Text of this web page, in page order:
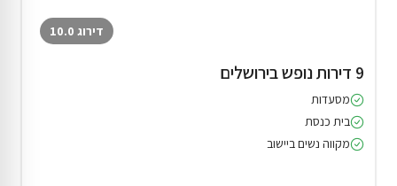
דירוג 10.0
9 דירות נופש בירושלים
מסעדות
בית כנסת
מקווה נשים ביישוב